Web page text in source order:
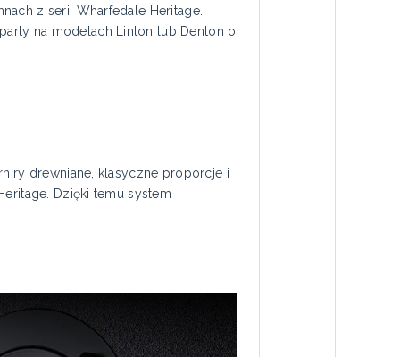
z serii Wharfedale Heritage.
na modelach Linton lub Denton o
drewniane, klasyczne proporcje i
Dzięki temu system